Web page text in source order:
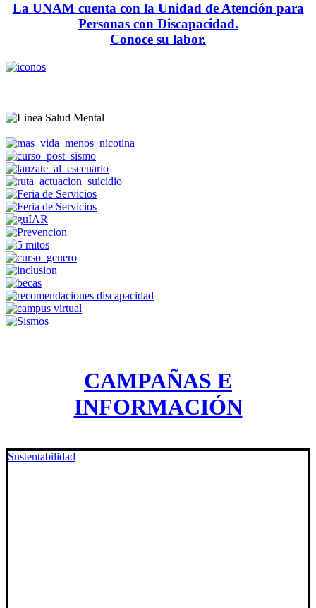
La UNAM cuenta con la Unidad de Atención para
Personas con Discapacidad.
Conoce su labor.
CAMPAÑAS E
INFORMACIÓN
Sustentabilidad